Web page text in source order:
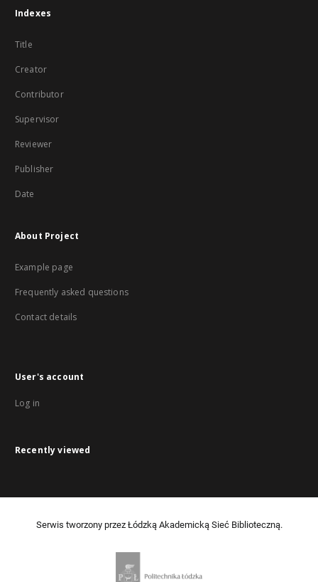
Indexes
Title
Creator
Contributor
Supervisor
Reviewer
Publisher
Date
About Project
Example page
Frequently asked questions
Contact details
User's account
Log in
Recently viewed
Serwis tworzony przez Łódzką Akademicką Sieć Biblioteczną.